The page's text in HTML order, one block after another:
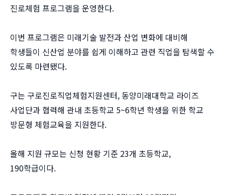
진로체험 프로그램을 운영한다.
이번 프로그램은 미래기술 발전과 산업 변화에 대비해
학생들이 신산업 분야를 쉽게 이해하고 관련 직업을 탐색할 수
있도록 마련됐다.
구는 구로진로직업체험지원센터, 동양미래대학교 라이즈
사업단과 협력해 관내 초등학교 5~6학년 학생을 위한 학교
방문형 체험교육을 지원한다.
올해 지원 규모는 신청 현황 기준 23개 초등학교,
190학급이다.